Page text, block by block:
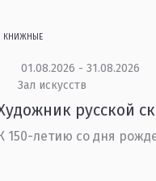
КНИЖНЫЕ
01.08.2026 - 31.08.2026
Зал искусств
русской
К 150-летию со дня